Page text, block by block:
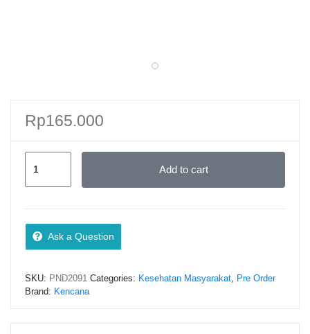
Rp165.000
Memahami
Zat
dan
dalam
Add to cart
Ask a Question
SKU: PND2091 Categories: Kesehatan Masyarakat, Pre Order
Brand: Kencana